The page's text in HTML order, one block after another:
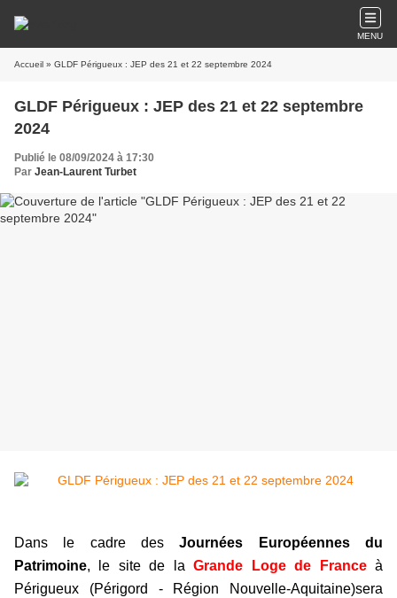
MENU
Accueil » GLDF Périgueux : JEP des 21 et 22 septembre 2024
GLDF Périgueux : JEP des 21 et 22 septembre
2024
Publié le 08/09/2024 à 17:30
Par Jean-Laurent Turbet
Dans le cadre desJournées Européennes du
Patrimoine, le site de laGrande Loge de Franceà
Périgueux (Périgord - Région Nouvelle-Aquitaine)sera